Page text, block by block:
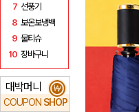
7 선풍기
8 보온보냉백
9 물티슈
10 장바구니
대박머니
COUPON SHOP
₩